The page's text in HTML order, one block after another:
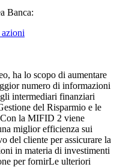
Banca:
ha lo scopo di aumentare
numero di informazioni
intermediari finanziari
del Risparmio e le
la MIFID 2 viene
miglior efficienza sui
del cliente per assicurare la
in materia di investimenti
per fornirLe ulteriori